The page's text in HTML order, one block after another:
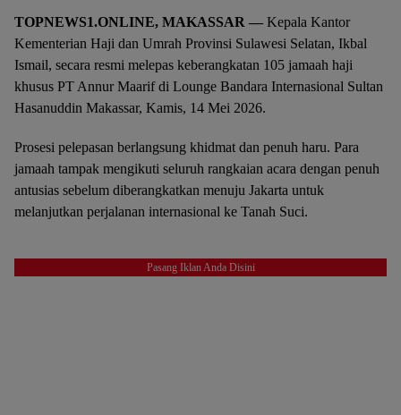
TOPNEWS1.ONLINE, MAKASSAR — Kepala Kantor
Kementerian Haji dan Umrah Provinsi Sulawesi Selatan, Ikbal
Ismail, secara resmi melepas keberangkatan 105 jamaah haji
khusus PT Annur Maarif di Lounge Bandara Internasional Sultan
Hasanuddin Makassar, Kamis, 14 Mei 2026.
Prosesi pelepasan berlangsung khidmat dan penuh haru. Para
jamaah tampak mengikuti seluruh rangkaian acara dengan penuh
antusias sebelum diberangkatkan menuju Jakarta untuk
melanjutkan perjalanan internasional ke Tanah Suci.
Pasang Iklan Anda Disini